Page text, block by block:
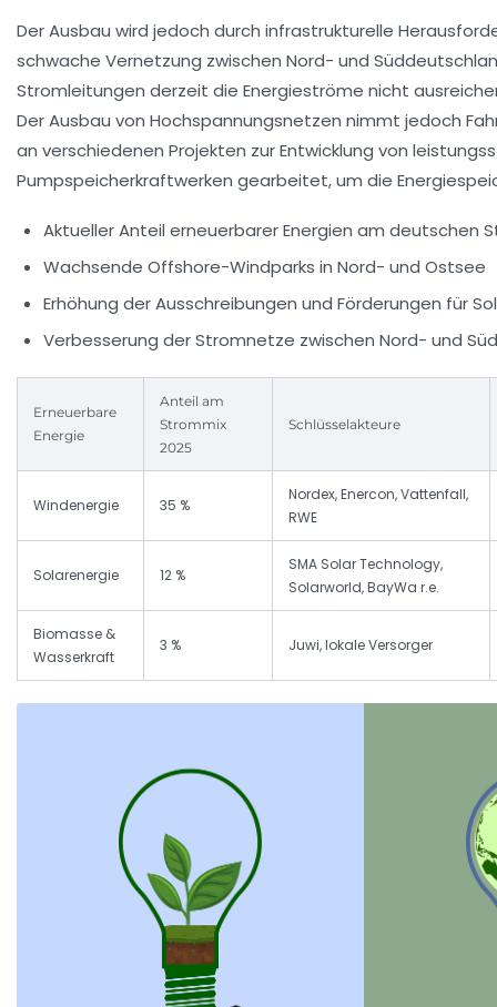
Der Ausbau wird jedoch durch infrastrukturelle
schwache Vernetzung zwischen Nord- und
Stromleitungen derzeit die Energieströme nicht
Der Ausbau von Hochspannungsnetzen nimmt jedoch
an verschiedenen Projekten zur Entwicklung von
Pumpspeicherkraftwerken gearbeitet, um die
Aktueller Anteil erneuerbarer Energien am deutschen
Wachsende Offshore-Windparks in Nord- und Ostsee
Erhöhung der Ausschreibungen und Förderungen für
Verbesserung der Stromnetze zwischen Nord- und
Erneuerbare
Energie
Anteil am
Strommix
2025
Schlüsselakteure
Windenergie 35 %
Nordex, Enercon, Vattenfall,
RWE
Solarenergie 12 %
SMA Solar Technology,
Solarworld, BayWa r.e.
Biomasse &
Wasserkraft
3 % Juwi, lokale Versorger